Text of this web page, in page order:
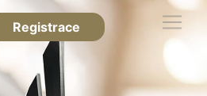
Registrace